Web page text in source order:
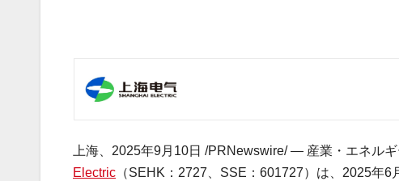
上海、2025年9月10日 /PRNewswire/ — 産業・エネル
Electric （SEHK：2727、SSE：601727）は、2025年